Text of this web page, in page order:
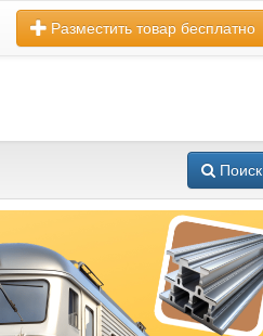
Разместить товар бесплатно
Поиск